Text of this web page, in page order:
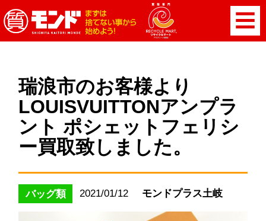
瑞浪市のお客様より
LOUISVUITTONアンプラ
ント ポシェットフェリシ
ー買取致しました。
バッグ類 2021/01/12 モンドプラス土岐